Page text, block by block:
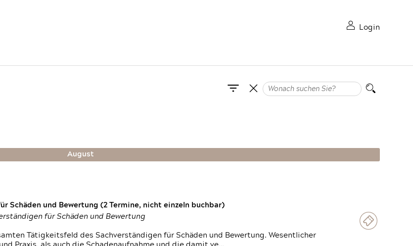
Login
August
Schäden und Bewertung (2 Termine, nicht einzeln buchbar)
für Schäden und Bewertung
Tätigkeitsfeld des Sachverständigen für Schäden und Bewertung. Wesentlicher